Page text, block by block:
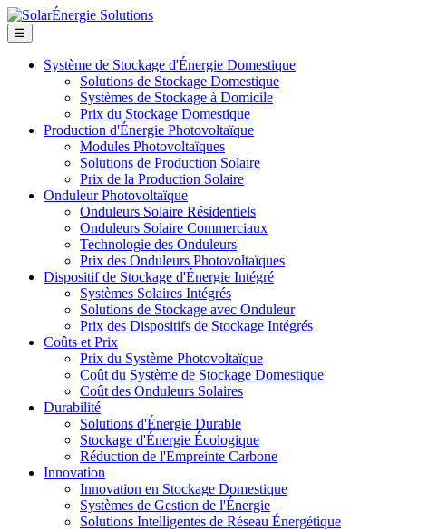
☰
Système de Stockage d'Énergie Domestique
Solutions de Stockage Domestique
Systèmes de Stockage à Domicile
Prix du Stockage Domestique
Production d'Énergie Photovoltaïque
Modules Photovoltaïques
Solutions de Production Solaire
Prix de la Production Solaire
Onduleur Photovoltaïque
Onduleurs Solaire Résidentiels
Onduleurs Solaire Commerciaux
Technologie des Onduleurs
Prix des Onduleurs Photovoltaïques
Dispositif de Stockage d'Énergie Intégré
Systèmes Solaires Intégrés
Solutions de Stockage avec Onduleur
Prix des Dispositifs de Stockage Intégrés
Coûts et Prix
Prix du Système Photovoltaïque
Coût du Système de Stockage Domestique
Coût des Onduleurs Solaires
Durabilité
Solutions d'Énergie Durable
Stockage d'Énergie Écologique
Réduction de l'Empreinte Carbone
Innovation
Innovation en Stockage Domestique
Systèmes de Gestion de l'Énergie
Solutions Intelligentes de Réseau Énergétique